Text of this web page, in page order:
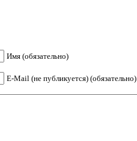
Имя (обязательно)
E-Mail (не публикуется) (обязательно)